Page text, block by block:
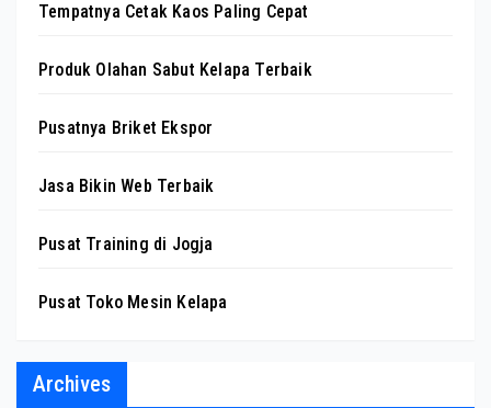
Tempatnya Cetak Kaos Paling Cepat
Produk Olahan Sabut Kelapa Terbaik
Pusatnya Briket Ekspor
Jasa Bikin Web Terbaik
Pusat Training di Jogja
Pusat Toko Mesin Kelapa
Archives